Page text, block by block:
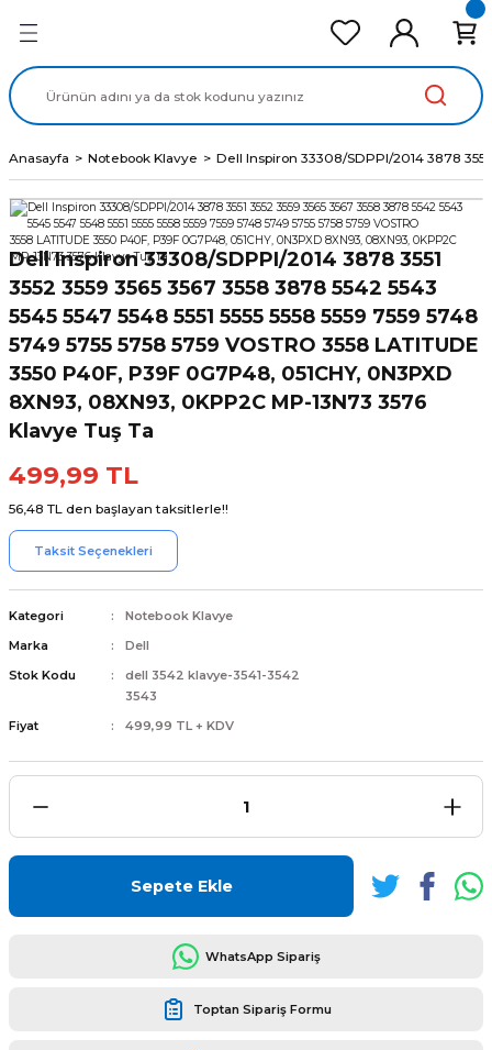
Ekran Panel
Data Kablo
Anasayfa Notebook Klavye Dell Inspiron 33308/SDPPI/2014 3878 3551
Dell Inspiron 33308/SDPPI/2014 3878 3551
3552 3559 3565 3567 3558 3878 5542 5543
5545 5547 5548 5551 5555 5558 5559 7559 5748
5749 5755 5758 5759 VOSTRO 3558 LATITUDE
3550 P40F, P39F 0G7P48, 051CHY, 0N3PXD
8XN93, 08XN93, 0KPP2C MP-13N73 3576
Klavye Tuş Ta
499,99 TL
56,48 TL den başlayan taksitlerle!!
Taksit Seçenekleri
Kategori
Notebook Klavye
Marka
Dell
Stok Kodu
dell 3542 klavye-3541-3542
3543
Fiyat
499,99 TL + KDV
Sepete Ekle
WhatsApp Sipariş
Toptan Sipariş Formu